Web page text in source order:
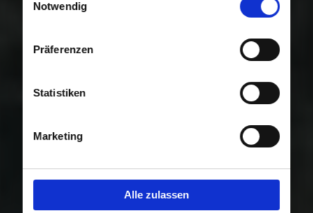
Nutzung der Dienste gesammelt haben.
Notwendig
Präferenzen
Statistiken
Marketing
Alle zulassen